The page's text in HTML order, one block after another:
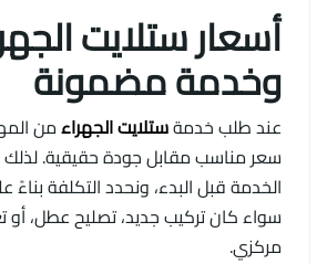
أسعار ستلايت
وخدمة مضمونة
عند طلب خدمةستلايت الجهراءمن
سعر مناسب مقابل جودة حقيقية.
الخدمة قبل البدء، ونحدد التكلفة
سواء كان تركيب جديد، تصليح عطل، أو
مركزي.